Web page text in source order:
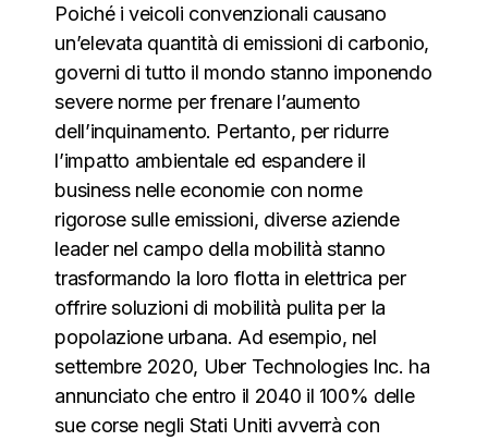
Poiché i veicoli convenzionali causano
un’elevata quantità di emissioni di carbonio,
governi di tutto il mondo stanno imponendo
severe norme per frenare l’aumento
dell’inquinamento. Pertanto, per ridurre
l’impatto ambientale ed espandere il
business nelle economie con norme
rigorose sulle emissioni, diverse aziende
leader nel campo della mobilità stanno
trasformando la loro flotta in elettrica per
offrire soluzioni di mobilità pulita per la
popolazione urbana. Ad esempio, nel
settembre 2020, Uber Technologies Inc. ha
annunciato che entro il 2040 il 100% delle
sue corse negli Stati Uniti avverrà con